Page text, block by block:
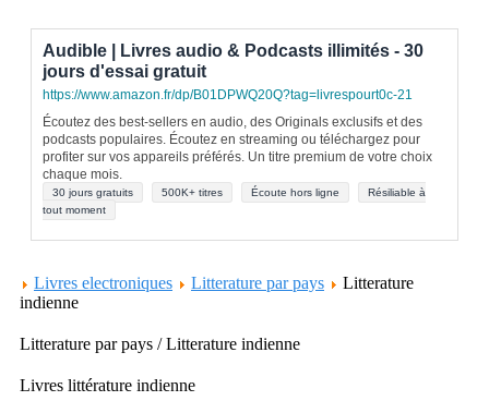
Audible | Livres audio & Podcasts illimités - 30
jours d'essai gratuit
https://www.amazon.fr/dp/B01DPWQ20Q?tag=livrespourt0c-21
Écoutez des best-sellers en audio, des Originals exclusifs et des
podcasts populaires. Écoutez en streaming ou téléchargez pour
profiter sur vos appareils préférés. Un titre premium de votre choix
chaque mois.
30 jours gratuits 500K+ titres Écoute hors ligne
Résiliable à
tout moment
Livres electroniques Litterature par pays
Litterature
indienne
Litterature par pays / Litterature indienne
Livres littérature indienne